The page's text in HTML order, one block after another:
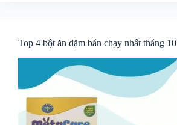
Top 4 bột ăn dặm bán chạy nhất tháng 10